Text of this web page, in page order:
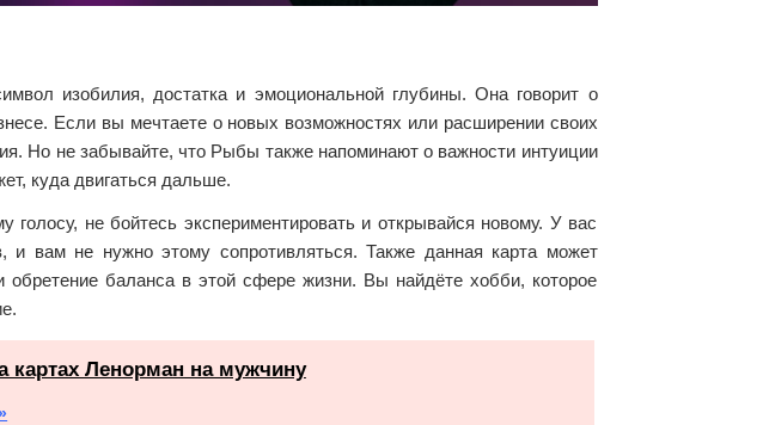
изобилия, достатка и эмоциональной глубины. Она говорит о
Если вы мечтаете о новых возможностях или расширении своих
Но не забывайте, что Рыбы также напоминают о важности интуиции
куда двигаться дальше.
голосу, не бойтесь экспериментировать и открывайся новому. У вас
и вам не нужно этому сопротивляться. Также данная карта может
баланса в этой сфере жизни. Вы найдёте хобби, которое
картах Ленорман на мужчину